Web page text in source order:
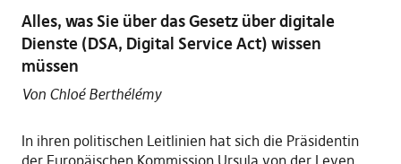
Alles, was Sie über das Gesetz über digitale
Dienste (DSA, Digital Service Act) wissen
müssen
Von Chloé Berthélémy
In ihren politischen Leitlinien hat sich die Präsidentin
der Europäischen Kommission Ursula von der Leyen